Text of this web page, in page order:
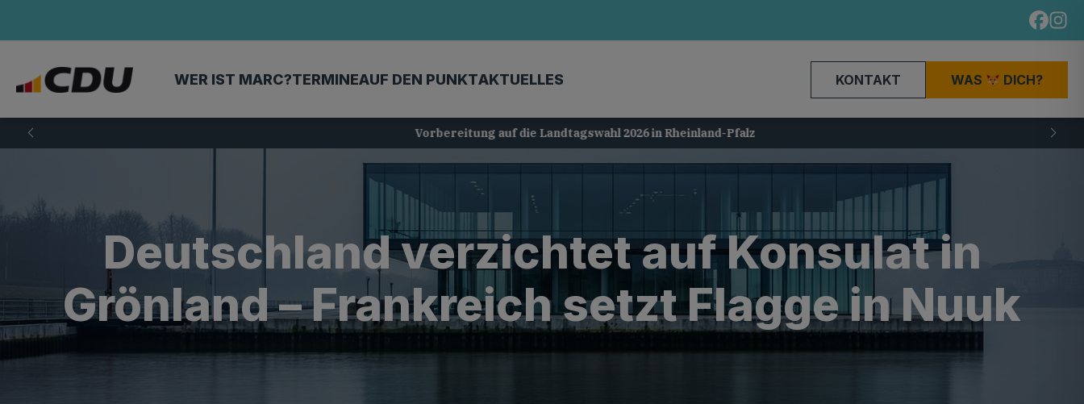
WER IST MARC?TERMINEAUF DEN PUNKTAKTUELLES KONTAKT WAS DICH?
Vorbereitung auf die Landtagswahl 2026 in Rheinland-Pfalz
Deutschland verzichtet auf Konsulat in
Grönland – Frankreich setzt Flagge in Nuuk